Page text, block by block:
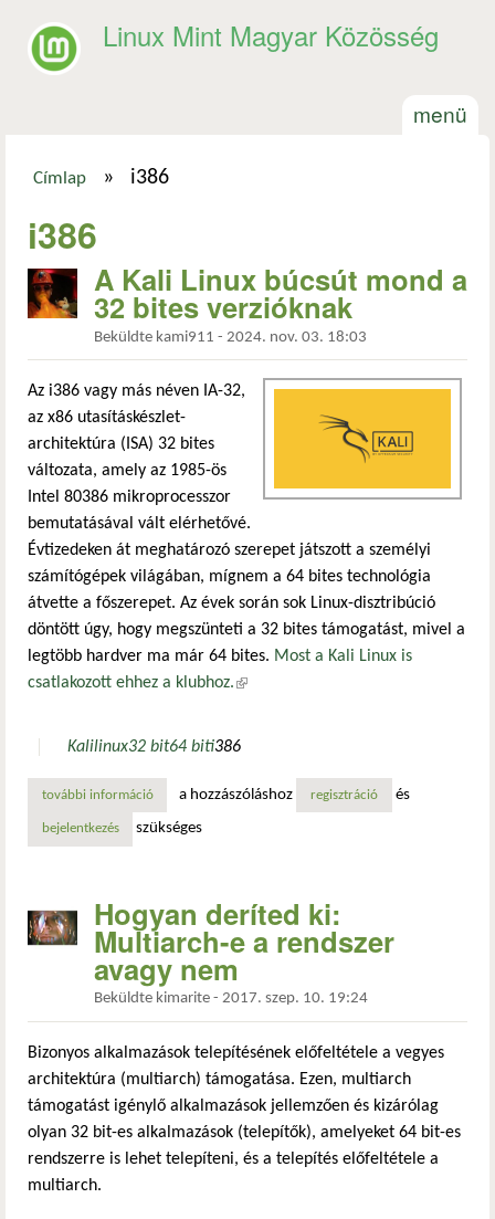
Linux Mint Magyar Közösség
menü
Címlap » i386
i386
A Kali Linux búcsút mond a
32 bites verzióknak
Beküldte kami911 - 2024. nov. 03. 18:03
Az i386 vagy más néven IA-32,
az x86 utasításkészlet-
architektúra (ISA) 32 bites
változata, amely az 1985-ös
Intel 80386 mikroprocesszor
bemutatásával vált elérhetővé.
Évtizedeken át meghatározó szerepet játszott a személyi
számítógépek világában, mígnem a 64 bites technológia
átvette a főszerepet. Az évek során sok Linux-disztribúció
döntött úgy, hogy megszünteti a 32 bites támogatást, mivel a
legtöbb hardver ma már 64 bites. Most a Kali Linux is
csatlakozott ehhez a klubhoz.(külső hivatkozás)
Kalilinux32 bit64 biti386
további információa kali linux búcsút mond a 32 bites verzióknak
a hozzászóláshoz regisztráció és
bejelentkezés szükséges
Hogyan deríted ki:
Multiarch-e a rendszer
avagy nem
Beküldte kimarite - 2017. szep. 10. 19:24
Bizonyos alkalmazások telepítésének előfeltétele a vegyes
architektúra (multiarch) támogatása. Ezen, multiarch
támogatást igénylő alkalmazások jellemzően és kizárólag
olyan 32 bit-es alkalmazások (telepítők), amelyeket 64 bit-es
rendszerre is lehet telepíteni, és a telepítés előfeltétele a
multiarch.